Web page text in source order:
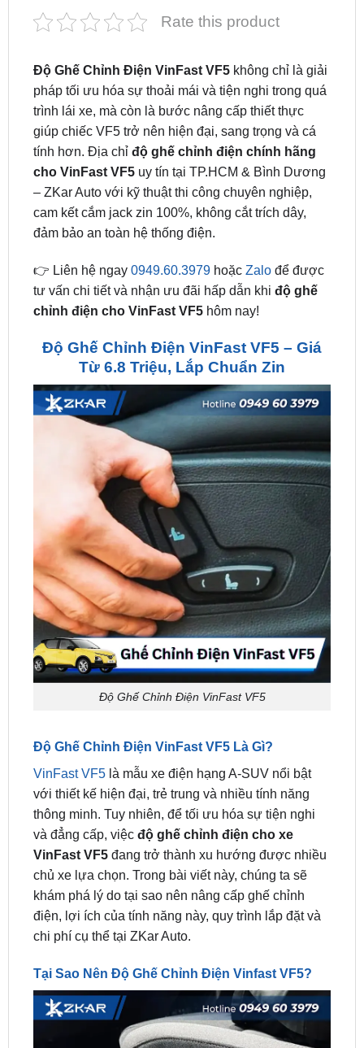
Độ Ghế Chỉnh Điện VinFast VF5không chỉ là giải
trình lái xe, mà còn là bước nâng cấp thiết thực
giúp chiếc VF5 trở nên hiện đại, sang trọng và cá
tính hơn. Địa chỉđộ ghế chỉnh điện chính hãng
cho VinFast VF5uy tín tại TP.HCM & Bình Dương
– ZKar Auto với kỹ thuật thi công chuyên nghiệp,
cam kết cắm jack zin 100%, không cắt trích dây,
đảm bảo an toàn hệ thống điện.
👉 Liên hệ ngay 0949.60.3979hoặc
chỉnh điện cho VinFast VF5hôm nay!
Độ Ghế Chỉnh Điện VinFast VF5 – Giá
Độ Ghế Chỉnh Điện VinFast VF5
Độ Ghế Chỉnh Điện VinFast VF5 Là Gì?
với thiết kế hiện đại, trẻ trung và nhiều tính năng
thông minh. Tuy nhiên, để tối ưu hóa sự tiện nghi
và đẳng cấp, việcđộ ghế chỉnh điện cho xe
VinFast VF5đang trở thành xu hướng được nhiều
chủ xe lựa chọn. Trong bài viết này, chúng ta sẽ
khám phá lý do tại sao nên nâng cấp ghế chỉnh
điện, lợi ích của tính năng này, quy trình lắp đặt và
chi phí cụ thể tại ZKar Auto.
Tại Sao Nên Độ Ghế Chỉnh Điện Vinfast VF5?